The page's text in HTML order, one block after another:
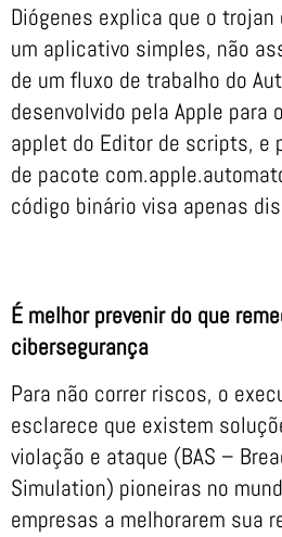
Diógenes explica que o trojan
um aplicativo simples, não
de um fluxo de trabalho do
desenvolvido pela Apple para
applet do Editor de scripts, e
de pacote
código binário visa apenas
É melhor prevenir do que
cibersegurança
Para não correr riscos, o
esclarece que existem
violação e ataque (BAS –
Simulation) pioneiras no
empresas a melhorarem sua